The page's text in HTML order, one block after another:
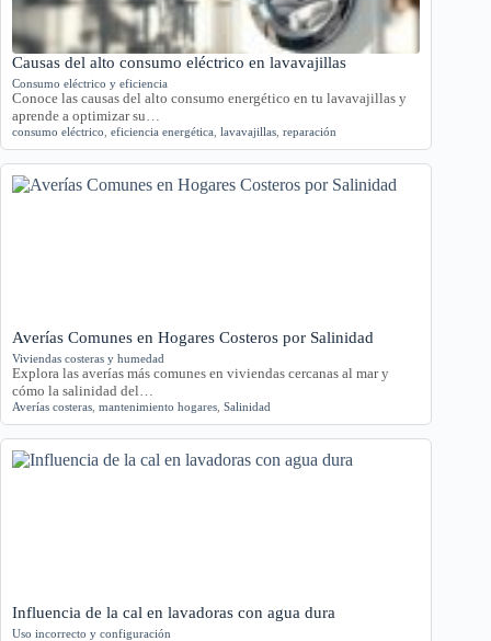
Causas del alto consumo eléctrico en lavavajillas
Consumo eléctrico y eficiencia
Conoce las causas del alto consumo energético en tu lavavajillas y
aprende a optimizar su…
consumo eléctrico eficiencia energética lavavajillas reparación
Averías Comunes en Hogares Costeros por Salinidad
Viviendas costeras y humedad
Explora las averías más comunes en viviendas cercanas al mar y
cómo la salinidad del…
Averías costeras mantenimiento hogares Salinidad
Influencia de la cal en lavadoras con agua dura
Uso incorrecto y configuración